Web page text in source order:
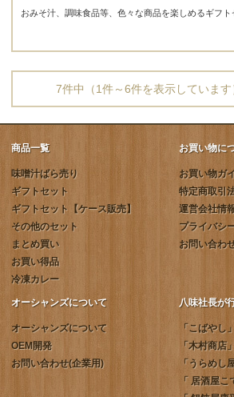
おみそ汁、調味食品等、色々な商品を楽しめるギフト
7件中（1件～6件を表示していま
商品一覧
味噌汁ばら売り
ギフトセット
ギフトセット【ケース販売】
その他のセット
まとめ買い
お買い得品
冷凍カレー
お買い物に
お買い物ガ
特定商取引
運営会社情
プライバシ
お問い合わ
オーシャンズについて
オーシャンズについて
OEM開発
お問い合わせ(企業用)
八味社長が
「こばやし
「木村商店
「うらめし
「 居酒屋